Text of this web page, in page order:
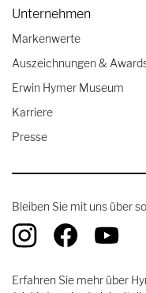
Unternehmen
Markenwerte
Auszeichnungen &
Erwin Hymer Museum
Karriere
Presse
Bleiben Sie mit uns über
Erfahren Sie mehr über